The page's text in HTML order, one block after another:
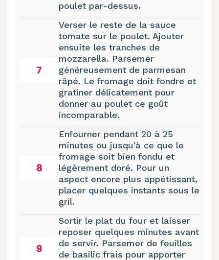
poulet par-dessus.
7
Verser le reste de la sauce
tomate sur le poulet. Ajouter
ensuite les tranches de
mozzarella. Parsemer
généreusement de parmesan
râpé. Le fromage doit fondre et
gratiner délicatement pour
donner au poulet ce goût
incomparable.
8
Enfourner pendant 20 à 25
minutes ou jusqu'à ce que le
fromage soit bien fondu et
légèrement doré. Pour un
aspect encore plus appétissant,
placer quelques instants sous le
gril.
9
Sortir le plat du four et laisser
reposer quelques minutes avant
de servir. Parsemer de feuilles
de basilic frais pour apporter